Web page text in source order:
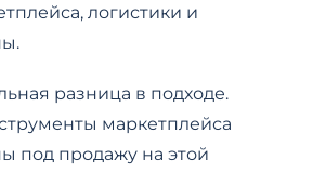
логистики и
разница в подходе.
маркетплейса
под продажу на этой